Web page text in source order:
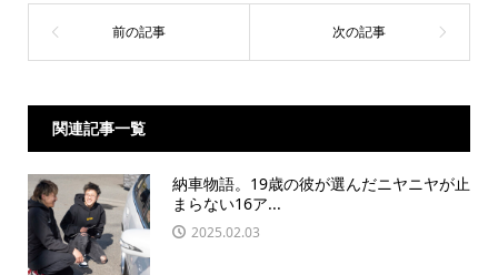
関連記事一覧
納車物語。19歳の彼が選んだニヤニヤが止
まらない16ア...
2025.02.03